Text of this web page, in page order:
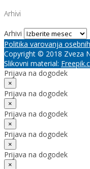
Arhivi
Arhivi
Politika varovanja
Copyright © 2018 Zveza
Slikovni material:
Prijava na dogodek
×
Prijava na dogodek
×
Prijava na dogodek
×
Prijava na dogodek
×
Prijava na dogodek
×